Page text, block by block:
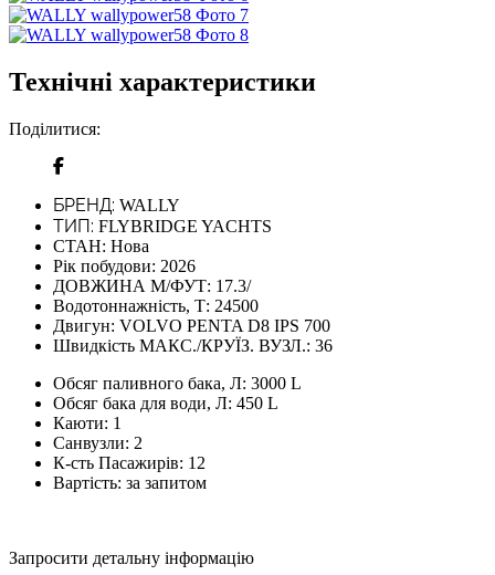
Технічні характеристики
Поділитися:
БРЕНД: WALLY
ТИП: FLYBRIDGE YACHTS
СТАН: Нова
Рік побудови: 2026
ДОВЖИНА М/ФУТ: 17.3/
Водотоннажність, Т: 24500
Двигун: VOLVO PENTA D8 IPS 700
Швидкість МАКС./КРУЇЗ. ВУЗЛ.: 36
Обсяг паливного бака, Л: 3000 L
Обсяг бака для води, Л: 450 L
Каюти: 1
Санвузли: 2
К-сть Пасажирів: 12
Вартість: за запитом
Запросити детальну інформацію